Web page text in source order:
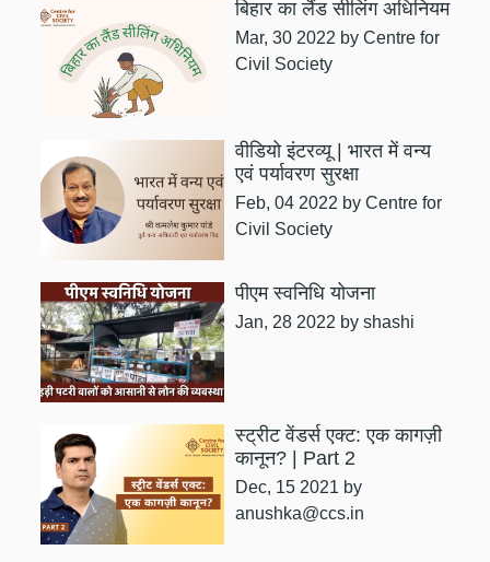
बिहार का लैंड सीलिंग अधिनियम
Mar, 30 2022 by Centre for
Civil Society
वीडियो इंटरव्यू | भारत में वन्य
एवं पर्यावरण सुरक्षा
Feb, 04 2022 by Centre for
Civil Society
पीएम स्वनिधि योजना
Jan, 28 2022 by shashi
स्ट्रीट वेंडर्स एक्ट: एक कागज़ी
कानून? | Part 2
Dec, 15 2021 by
anushka@ccs.in